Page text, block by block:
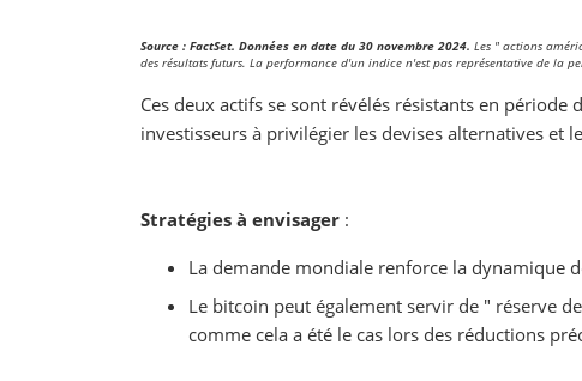
Source : FactSet. Données en date du 30 novembre 2024. Les " actions
des résultats futurs. La performance d'un indice n'est pas représentative de la
Ces deux actifs se sont révélés résistants en
investisseurs à privilégier les devises alternatives et
Stratégies à envisager :
La demande mondiale renforce la dynamique
Le bitcoin peut également servir de " réserve
comme cela a été le cas lors des réductions